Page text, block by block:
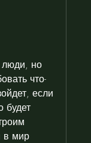
люди, но
что-
если
будет
в мир